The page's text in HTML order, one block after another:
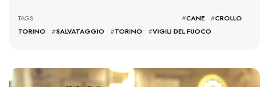
TAGS: #CANE #CROLLO
TORINO
#SALVATAGGIO #TORINO #VIGILI DEL FUOCO